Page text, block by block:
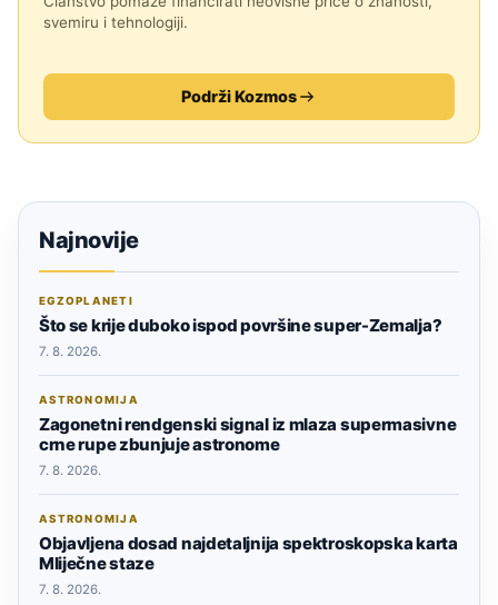
svemiru i tehnologiji.
Podrži Kozmos
Najnovije
EGZOPLANETI
Što se krije duboko ispod površine super-Zemalja?
7. 8. 2026.
ASTRONOMIJA
Zagonetni rendgenski signal iz mlaza supermasivne
crne rupe zbunjuje astronome
7. 8. 2026.
ASTRONOMIJA
Objavljena dosad najdetaljnija spektroskopska karta
Mliječne staze
7. 8. 2026.